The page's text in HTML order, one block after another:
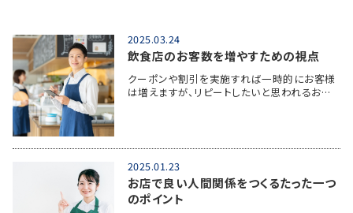
2025.03.24
飲食店のお客数を増やすための視点
クーポンや割引を実施すれば一時的にお客様
は増えますが、リピートしたいと思われるお…
2025.01.23
お店で良い人間関係をつくるたった一つ
のポイント